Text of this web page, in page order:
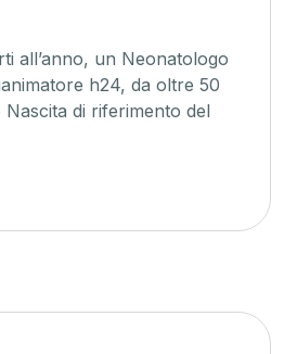
all’anno, un Neonatologo
h24, da oltre 50
di riferimento del